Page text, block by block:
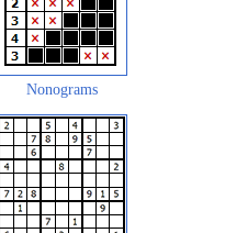
Nonograms